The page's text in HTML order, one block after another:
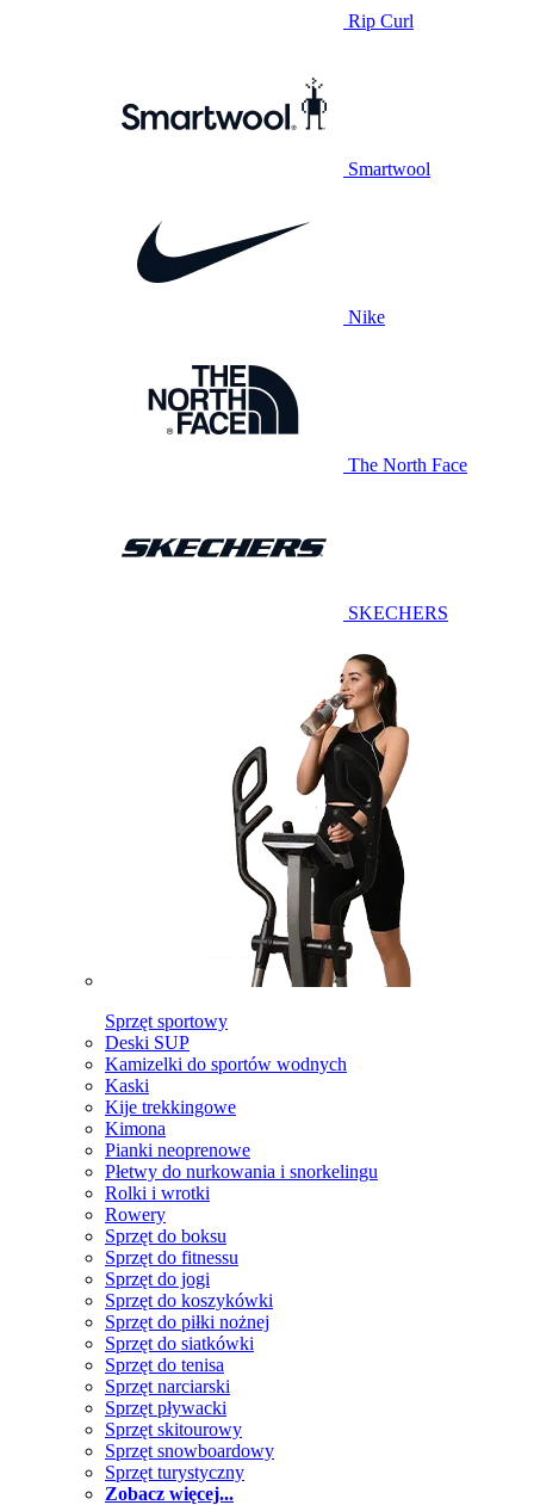
Rip Curl
Smartwool
Nike
The North Face
SKECHERS
Sprzęt sportowy
Deski SUP
Kamizelki do sportów wodnych
Kaski
Kije trekkingowe
Kimona
Pianki neoprenowe
Płetwy do nurkowania i snorkelingu
Rolki i wrotki
Rowery
Sprzęt do boksu
Sprzęt do fitnessu
Sprzęt do jogi
Sprzęt do koszykówki
Sprzęt do piłki nożnej
Sprzęt do siatkówki
Sprzęt do tenisa
Sprzęt narciarski
Sprzęt pływacki
Sprzęt skitourowy
Sprzęt snowboardowy
Sprzęt turystyczny
Zobacz więcej...